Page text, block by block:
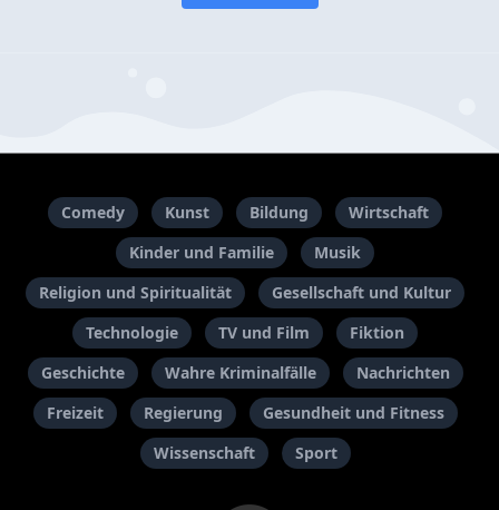
Comedy Kunst Bildung
Wirtschaft
Kinder und Familie
Musik
Religion und Spiritualität
Gesellschaft und Kultur
Technologie
TV und Film
Fiktion
Geschichte
Wahre Kriminalfälle
Nachrichten
Freizeit
Regierung
Gesundheit und Fitness
Wissenschaft
Sport